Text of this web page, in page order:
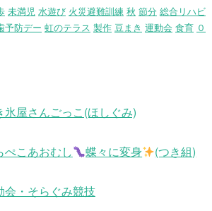
未満児 水遊び 火災避難訓練 秋 節分 総合リハビ
予防デー 虹のテラス 製作 豆まき 運動会 食育 ０
氷屋さんごっこ(ほしぐみ)
ぺこあおむし 蝶々に変身 (つき組)
会・そらぐみ競技